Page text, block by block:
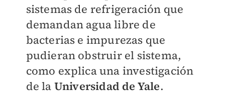
sistemas de refrigeración que
demandan agua libre de
bacterias e impurezas que
pudieran obstruir el sistema,
como explica una investigación
de la Universidad de Yale.